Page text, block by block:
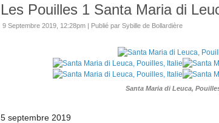
Les Pouilles 1 Santa Maria di
9 Septembre 2019, 12:28pm | Publié par Sybille de Bollardière
Santa Maria di Leuca,
5 septembre 2019